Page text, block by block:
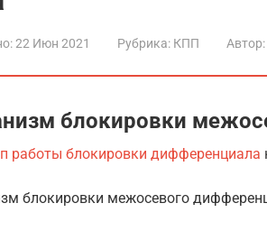
22 Июн 2021 Рубрика: КПП Автор:
блокировки
работы блокировки дифференциала
блокировки межосевого